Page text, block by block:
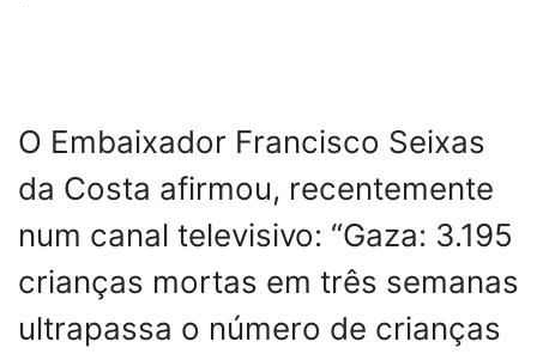
O Embaixador Francisco Seixas
da Costa afirmou, recentemente
num canal televisivo: “Gaza: 3.195
crianças mortas em três semanas
ultrapassa o número de crianças